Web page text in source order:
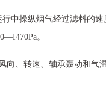
中操纵烟气经过滤料的
。
向、转速、轴承轰动和气温